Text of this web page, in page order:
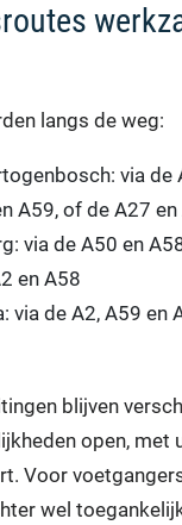
langs de weg:
via de
A59, of de A27 en
via de A50 en
en A58
via de A2, A59 en
blijven
open, met
Voor
wel